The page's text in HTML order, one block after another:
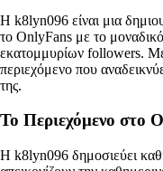
Η k8lyn096 είναι μια
το OnlyFans με το
εκατομμυρίων followers.
περιεχόμενο που
της.
Το Περιεχόμενο στο
Η k8lyn096 δημοσιεύει